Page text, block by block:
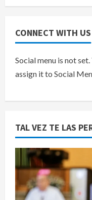
CONNECT WITH US
Social menu is not
assign it to Social
TAL VEZ TE LAS